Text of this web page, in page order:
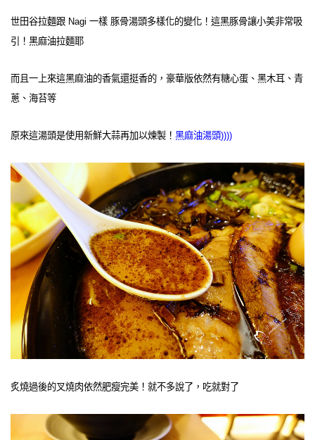
世田谷拉麵跟 Nagi 一樣 豚骨湯頭多樣化的變化！這黑豚骨讓小美非常吸
引！黑麻油拉麵耶
而且一上來這黑麻油的香氣還挺香的，豪華版依然有糖心蛋、黑木耳、青
蔥、海苔等
原來這湯頭是使用新鮮大蒜再加以煉製！ 黑麻油湯頭))))
炙燒過後的叉燒肉依然肥瘦完美！就不多說了，吃就對了